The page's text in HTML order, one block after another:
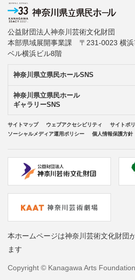
公益財団法人神奈川芸術文化財団
本部県域展開事業課 〒231-0023 横
ベル横浜ビル8階
神奈川県立県民ホールSNS
神奈川県立県民ホール
ギャラリーSNS
サイトマップ ウェブアクセシビリティ
サイトポ
ソーシャルメディア運用ポリシー
個人情報保護方針
本ホームページは神奈川芸術文化財団
ます
Copyright © Kanagawa Arts